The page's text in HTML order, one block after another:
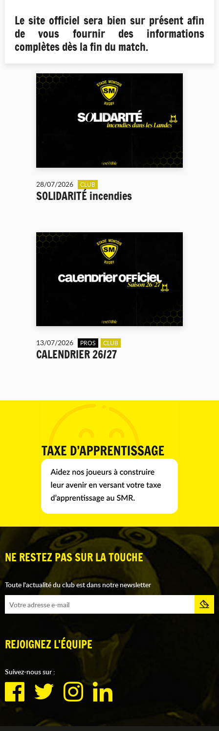
Le site officiel sera bien sur présent afin
de vous fournir des informations
complètes dès la fin du match.
28/07/2026 CLUB
SOLIDARITÉ incendies
13/07/2026 PROS CLUB
CALENDRIER 26/27
NE RESTEZ PAS SUR LA TOUCHE
Toute l'actualité du club est dans notre newsletter
REJOIGNEZ L'ÉQUIPE
Suivez-nous sur :